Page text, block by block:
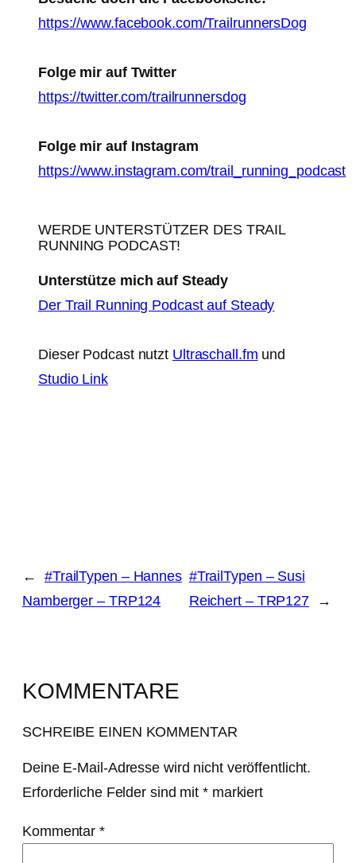
https://www.facebook.com/TrailrunnersDog
Folge mir auf Twitter
https://twitter.com/trailrunnersdog
Folge mir auf Instagram
https://www.instagram.com/trail_running_podcast
WERDE UNTERSTÜTZER DES TRAIL
RUNNING PODCAST!
Unterstütze mich auf Steady
Der Trail Running Podcast auf Steady
Dieser Podcast nutzt Ultraschall.fm und
Studio Link
←
#TrailTypen – Hannes
Namberger – TRP124
#TrailTypen – Susi
Reichert – TRP127
→
KOMMENTARE
SCHREIBE EINEN KOMMENTAR
Deine E-Mail-Adresse wird nicht veröffentlicht.
Erforderliche Felder sind mit *markiert
Kommentar*